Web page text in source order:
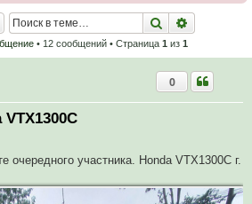
Поиск
• 12 сообщений • Страница 1 из 1
0
очередного участника. Honda VTX1300C г.